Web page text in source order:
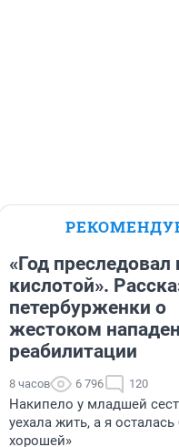
«Год преследовал
кислотой».
петербурженки о
жестоком
реабилитации
8 часов 6 796 120
Накипело у младшей
уехала жить, а я
хорошей»